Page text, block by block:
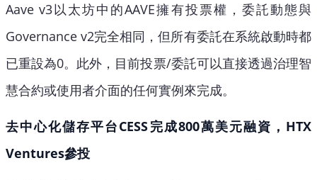
Aave v3以太坊中的AAVE擁有投票權，委託動態與
Governance v2完全相同，但所有委託在系統啟動時都
已重設為0。此外，目前投票/委託可以直接透過治理智
慧合約或使用者介面的任何實例來完成。
去中心化儲存平台CESS完成800萬美元融資，HTX
Ventures參投